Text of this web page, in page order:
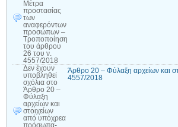
Μέτρα
προστασίας
των
αναφερόντων
προσώπων –
Τροποποίηση
του άρθρου
26 του ν.
4557/2018
Δεν έχουν
υποβληθεί
σχόλια στο
Άρθρο 20 –
Φύλαξη
αρχείων και
στοιχείων
από υπόχρεα
πρόσωπα-
Άρθρο 20 – Φύλαξη αρχείων και
4557/2018